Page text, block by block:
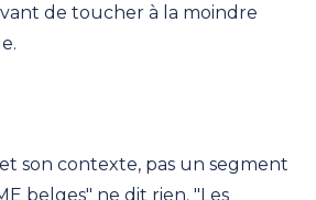
de toucher à la moindre
son contexte, pas un segment
belges" ne dit rien. "Les